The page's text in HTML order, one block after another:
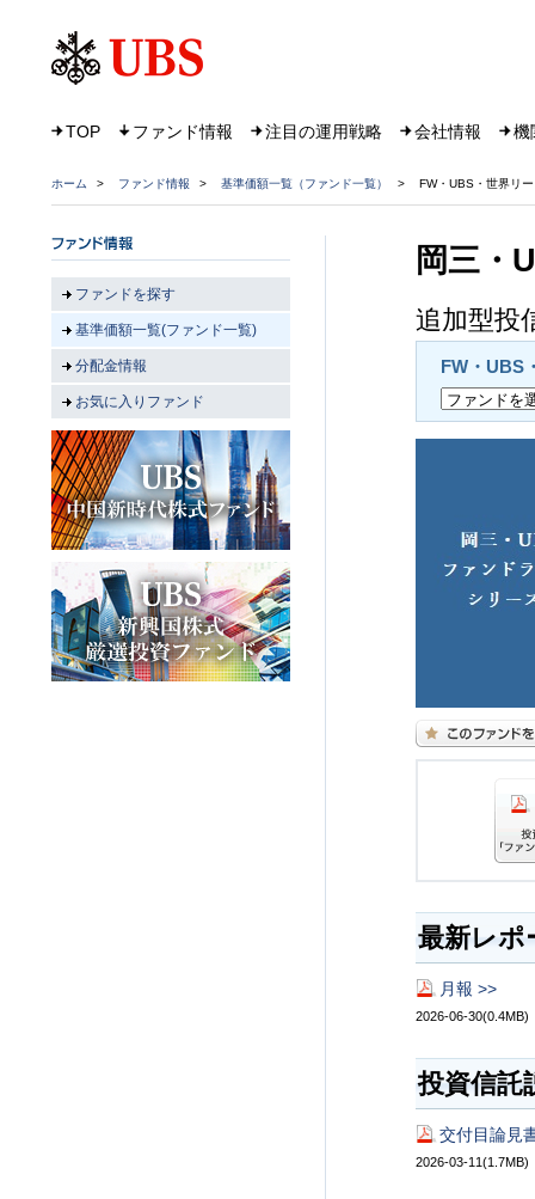
TOP ファンド情報 注目の運用戦略 会社情報 機
ホーム > ファンド情報 > 基準価額一覧（ファンド一覧） > FW・UBS・世界リ
岡三・
追加型投
FW・UBS
最新レポ
月報 >>
2026-06-30(0.4MB)
投資信託
交付目論見
2026-03-11(1.7MB)
ファンドを探す
基準価額一覧(ファンド一覧)
分配金情報
お気に入りファンド